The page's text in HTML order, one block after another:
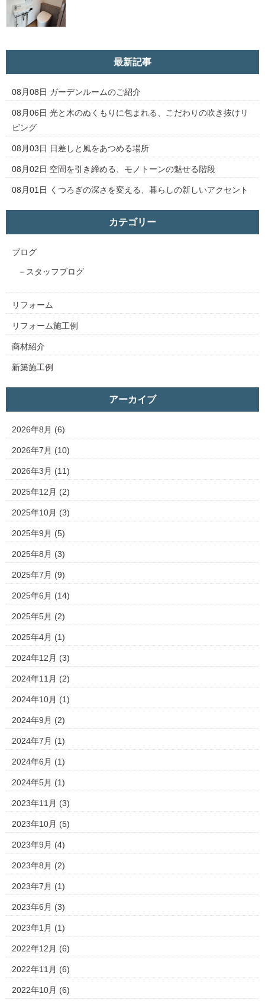
最新記事
08月08日 ガーデンルームのご紹介
08月06日 光と木のぬくもりに包まれる、こだわりの吹き抜けリ
ビング
08月03日 日差しと風をあつめる場所
08月02日 空間を引き締める、モノトーンの魅せる階段
08月01日 くつろぎの深さを変える、暮らしの新しいアクセント
カテゴリー
ブログ
スタッフブログ
リフォーム
リフォーム施工例
商材紹介
新築施工例
アーカイブ
2026年8月 (6)
2026年7月 (10)
2026年3月 (11)
2025年12月 (2)
2025年10月 (3)
2025年9月 (5)
2025年8月 (3)
2025年7月 (9)
2025年6月 (14)
2025年5月 (2)
2025年4月 (1)
2024年12月 (3)
2024年11月 (2)
2024年10月 (1)
2024年9月 (2)
2024年7月 (1)
2024年6月 (1)
2024年5月 (1)
2023年11月 (3)
2023年10月 (5)
2023年9月 (4)
2023年8月 (2)
2023年7月 (1)
2023年6月 (3)
2023年1月 (1)
2022年12月 (6)
2022年11月 (6)
2022年10月 (6)